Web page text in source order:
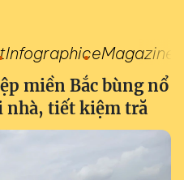
InfographiceMagazine
miền Bắc bùng nổ
nhà, tiết kiệm tră